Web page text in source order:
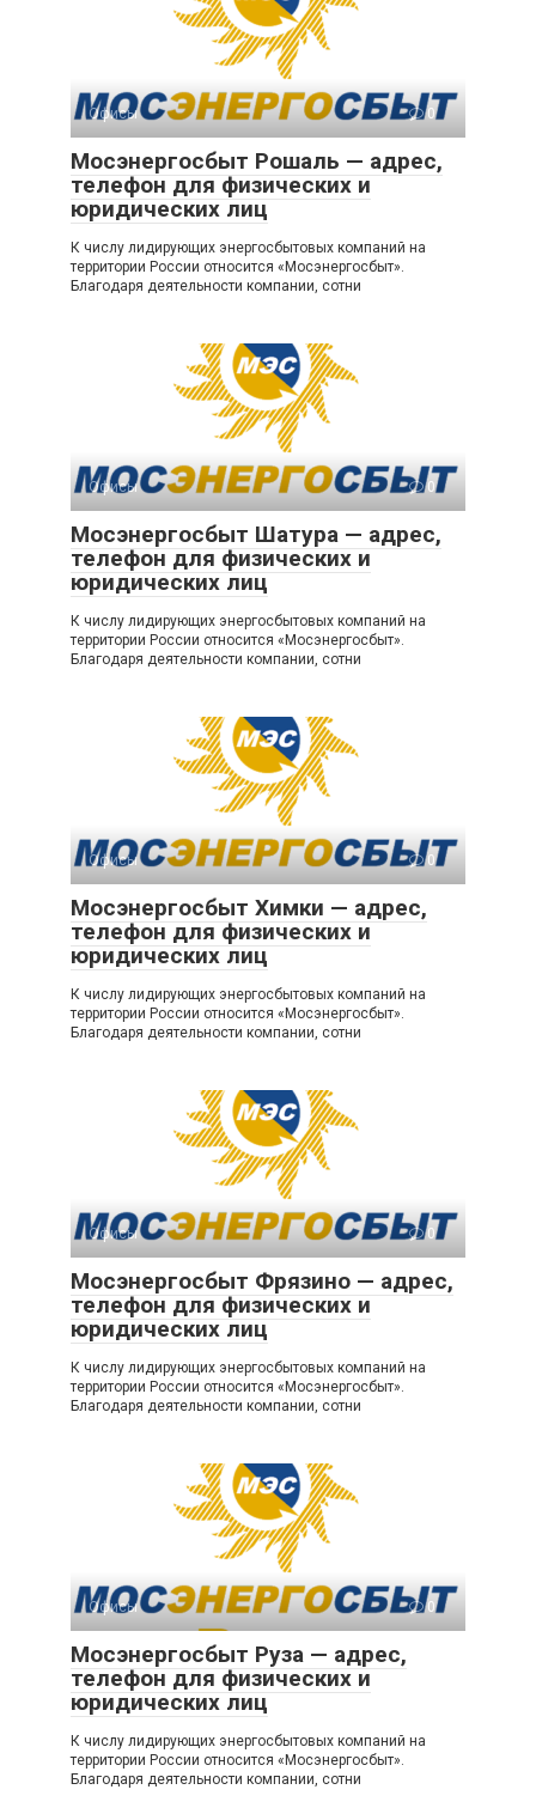
Офисы 0
Мосэнергосбыт Рошаль — адрес,
телефон для физических и
юридических лиц
К числу лидирующих энергосбытовых компаний на
территории России относится «Мосэнергосбыт».
Благодаря деятельности компании, сотни
Офисы 0
Мосэнергосбыт Шатура — адрес,
телефон для физических и
юридических лиц
К числу лидирующих энергосбытовых компаний на
территории России относится «Мосэнергосбыт».
Благодаря деятельности компании, сотни
Офисы 0
Мосэнергосбыт Химки — адрес,
телефон для физических и
юридических лиц
К числу лидирующих энергосбытовых компаний на
территории России относится «Мосэнергосбыт».
Благодаря деятельности компании, сотни
Офисы 0
Мосэнергосбыт Фрязино — адрес,
телефон для физических и
юридических лиц
К числу лидирующих энергосбытовых компаний на
территории России относится «Мосэнергосбыт».
Благодаря деятельности компании, сотни
Офисы 0
Мосэнергосбыт Руза — адрес,
телефон для физических и
юридических лиц
К числу лидирующих энергосбытовых компаний на
территории России относится «Мосэнергосбыт».
Благодаря деятельности компании, сотни